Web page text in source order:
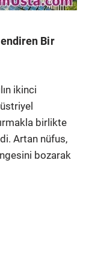
Bir
ikinci
birlikte
Artan nüfus,
bozarak